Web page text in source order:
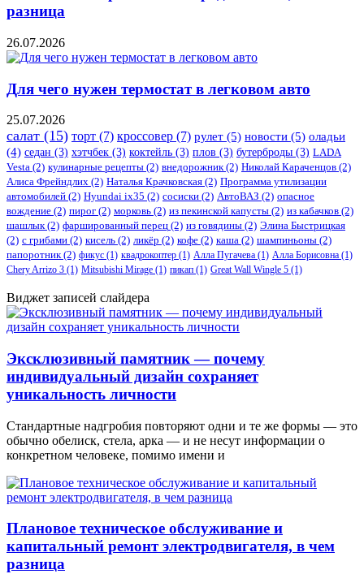
разница
26.07.2026
Для чего нужен термостат в легковом авто
25.07.2026
салат (15) торт (7) кроссовер (7) рулет (5) новости (5) оладьи
(4) седан (3) хэтчбек (3) коктейль (3) плов (3) бутерброды (3) LADA
Vesta (2) кулинарные рецепты (2) внедорожник(2) Николай Караченцов (2)
Алиса Фрейндлих (2) Наталья Крачковская (2) Программа утилизации
автомобилей (2) ​Hyundai ix35 (2) сосиски (2) АвтоВАЗ (2) опасное
вождение (2) пирог (2) морковь (2) из пекинской капусты (2) из кабачков (2)
шашлык(2) фаршированный перец (2) из говядины (2) Элина Быстрицкая
(2) с грибами (2) кисель (2) ликёр (2) кофе (2) каша (2) шампиньоны (2)
папоротник(2) фикус (1) квадрокоптер (1) Алла Пугачева (1) Алла Борисовна (1)
Chery Arrizo 3 (1) Mitsubishi Mirage (1) пикап (1) Great Wall Wingle 5 (1)
Виджет записей слайдера
Эксклюзивный памятник — почему
индивидуальный дизайн сохраняет
уникальность личности
Стандартные надгробия повторяют одни и те же формы — это
обычно обелиск, стела, арка — и не несут информации о
конкретном человеке, помимо имени и
Плановое техническое обслуживание и
капитальный ремонт электродвигателя, в чем
разница